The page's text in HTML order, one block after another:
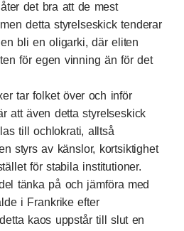
det bra att de mest
detta styrelseskick tenderar
bli en oligarki, där eliten
för egen vinning än för det
tar folket över och inför
att även detta styrelseskick
till ochlokrati, alltså
styrs av känslor, kortsiktighet
för stabila institutioner.
tänka på och jämföra med
i Frankrike efter
kaos uppstår till slut en